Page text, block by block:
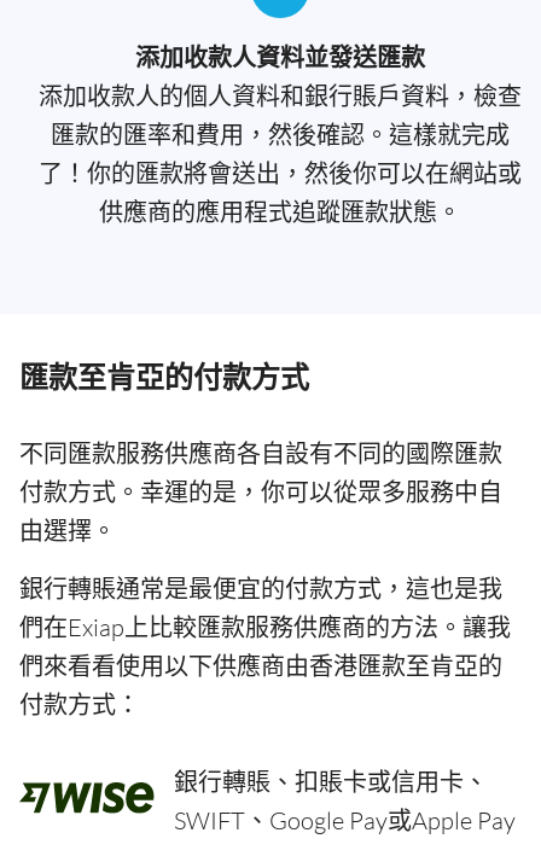
添加收款人資料並發送匯款
添加收款人的個人資料和銀行賬戶資料，檢查
匯款的匯率和費用，然後確認。這樣就完成
了！你的匯款將會送出，然後你可以在網站或
供應商的應用程式追蹤匯款狀態。
匯款至肯亞的付款方式
不同匯款服務供應商各自設有不同的國際匯款
付款方式。幸運的是，你可以從眾多服務中自
由選擇。
銀行轉賬通常是最便宜的付款方式，這也是我
們在Exiap上比較匯款服務供應商的方法。讓我
們來看看使用以下供應商由香港匯款至肯亞的
付款方式：
銀行轉賬、扣賬卡或信用卡、
SWIFT、Google Pay或Apple Pay